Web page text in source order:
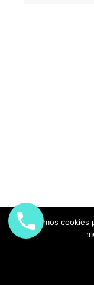
Usamos cookies